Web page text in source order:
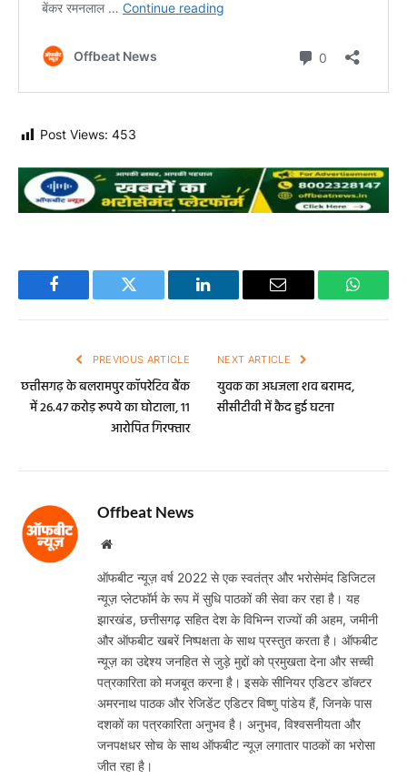
Post Views: 453
Facebook Twitter LinkedIn Email
PREVIOUS ARTICLE
छत्तीसगढ़ के बलरामपुर कॉपरेटिव बैंक
में 26.47 करोड़ रूपये का घोटाला, 11
आरोपित गिरफ्तार
NEXT ARTICLE
युवक का अधजला शव बरामद,
सीसीटीवी में कैद हुई घटना
Offbeat News
Website
ऑफबीट न्यूज़ वर्ष 2022 से एक स्वतंत्र और भरोसेमंद डिजिटल
न्यूज़ प्लेटफॉर्म के रूप में सुधि पाठकों की सेवा कर रहा है। यह
झारखंड, छत्तीसगढ़ सहित देश के विभिन्न राज्यों की अहम, जमीनी
और ऑफबीट खबरें निष्पक्षता के साथ प्रस्तुत करता है। ऑफबीट
न्यूज़ का उद्देश्य जनहित से जुड़े मुद्दों को प्रमुखता देना और सच्ची
पत्रकारिता को मजबूत करना है। इसके सीनियर एडिटर डॉक्टर
अमरनाथ पाठक और रेजिडेंट एडिटर विष्णु पांडेय हैं, जिनके पास
दशकों का पत्रकारिता अनुभव है। अनुभव, विश्वसनीयता और
जनपक्षधर सोच के साथ ऑफबीट न्यूज़ लगातार पाठकों का भरोसा
जीत रहा है।